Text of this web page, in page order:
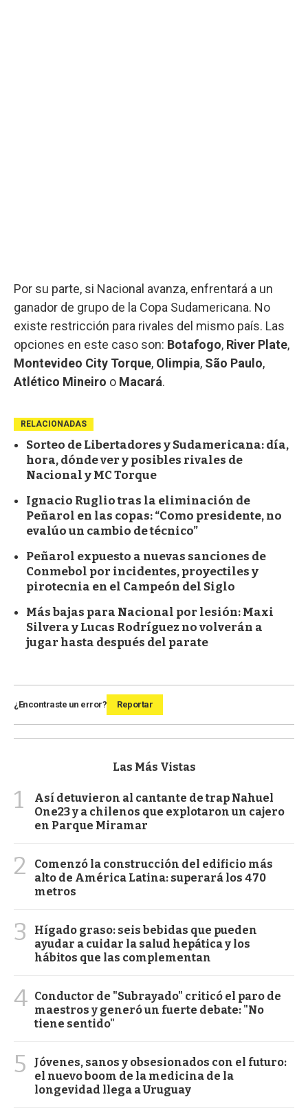
Por su parte, si Nacional avanza, enfrentará a un
ganador de grupo de la Copa Sudamericana. No
existe restricción para rivales del mismo país. Las
opciones en este caso son: Botafogo, River Plate,
Montevideo City Torque, Olimpia, São Paulo,
Atlético Mineiro o Macará.
RELACIONADAS
Sorteo de Libertadores y Sudamericana: día,
hora, dónde ver y posibles rivales de
Nacional y MC Torque
Ignacio Ruglio tras la eliminación de
Peñarol en las copas: “Como presidente, no
evalúo un cambio de técnico”
Peñarol expuesto a nuevas sanciones de
Conmebol por incidentes, proyectiles y
pirotecnia en el Campeón del Siglo
Más bajas para Nacional por lesión: Maxi
Silvera y Lucas Rodríguez no volverán a
jugar hasta después del parate
¿Encontraste un error? Reportar
Las Más Vistas
1
Así detuvieron al cantante de trap Nahuel
One23 y a chilenos que explotaron un cajero
en Parque Miramar
2
Comenzó la construcción del edificio más
alto de América Latina: superará los 470
metros
3
Hígado graso: seis bebidas que pueden
ayudar a cuidar la salud hepática y los
hábitos que las complementan
4 Conductor de "Subrayado" criticó el paro de
maestros y generó un fuerte debate: "No
tiene sentido"
5
Jóvenes, sanos y obsesionados con el futuro:
el nuevo boom de la medicina de la
longevidad llega a Uruguay